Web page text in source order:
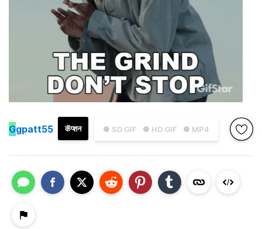
● SD GIF ● HD GIF ● MP4
कॅप्शन
Ggpatt55